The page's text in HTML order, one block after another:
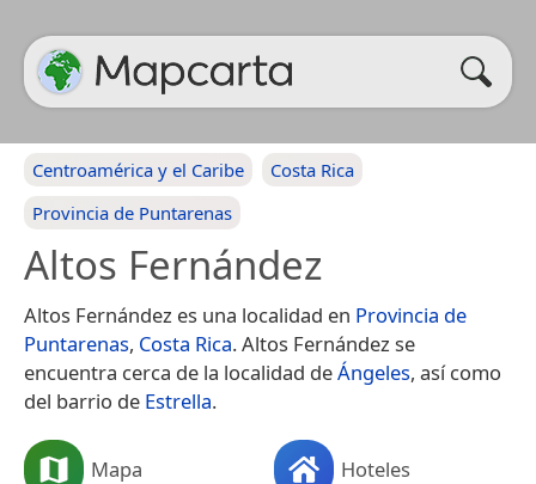
Centroamérica y el Caribe
Costa Rica
Provincia de Puntarenas
Altos Fernández
Altos Fernández es una localidad en Provincia de
Puntarenas, Costa Rica. Altos Fernández se
encuentra cerca de la localidad deÁngeles, así como
del barrio de Estrella.
Mapa Hoteles